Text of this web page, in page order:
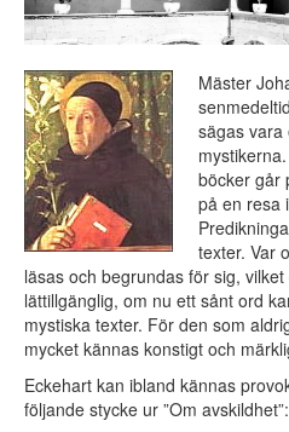
Mäster
sägas vara
böcker går
på en resa
texter. Var
läsas och begrundas för sig,
lättillgänglig, om nu ett sånt ord
mystiska texter. För den som
mycket kännas konstigt och
Eckehart kan ibland kännas
följande stycke ur ”Om avskildhet”: